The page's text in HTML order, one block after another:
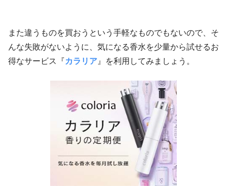
また違うものを買おうという手軽なものでもないので、そ
んな失敗がないように、気になる香水を少量から試せるお
得なサービス『カラリア 』を利用してみましょう。